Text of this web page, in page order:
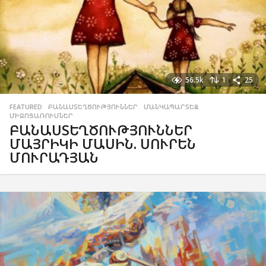
56.5k 1 25
FEATURED ,ԲԱՆԱՍՏԵՂԾՈՒԹՅՈՒՆՆԵՐ ,ՄԱՆԿԱՊԱՐՏԵԶ
ՄԻՋՈՑԱՌՈՒՄՆԵՐ
ԲԱՆԱՍՏԵՂԾՈՒԹՅՈՒՆՆԵՐ
ՄԱՅՐԻԿԻ ՄԱՍԻՆ. ՍՈՒՐԵՆ
ՄՈՒՐԱԴՅԱՆ